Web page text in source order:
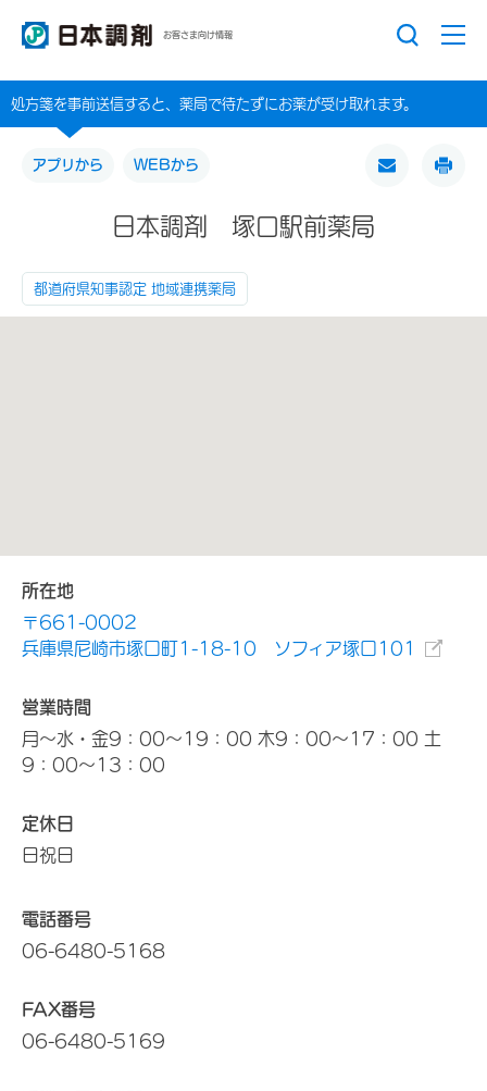
お客さま向け情報
処方箋を事前送信すると、薬局で待たずにお薬が受け取れます。
アプリから WEBから
日本調剤 塚口駅前薬局
都道府県知事認定 地域連携薬局
所在地
〒661-0002
兵庫県尼崎市塚口町1-18-10 ソフィア塚口101
営業時間
月～水・金9：00～19：00 木9：00～17：00 土
9：00～13：00
定休日
日祝日
電話番号
06-6480-5168
FAX番号
06-6480-5169